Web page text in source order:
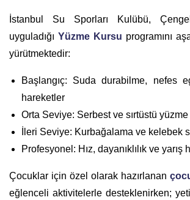
İstanbul Su Sporları Kulübü,
uyguladığı Yüzme Kursu programını
yürütmektedir:
Başlangıç: Suda durabilme, nefes
hareketler
Orta Seviye: Serbest ve sırtüstü
İleri Seviye: Kurbağalama ve kelebek
Profesyonel: Hız, dayanıklılık ve yarış
Çocuklar için özel olarak hazırlanan
eğlenceli aktivitelerle desteklenirken;